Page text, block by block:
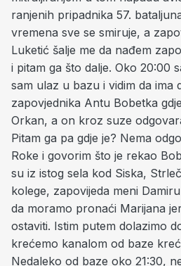
ranjenih pripadnika 57.
vremena sve se smiruje, a
Luketić šalje me da nađem
i pitam ga što dalje. Oko 20:00
sam ulaz u bazu i vidim da ima
zapovjednika Antu Bobetka
Orkan, a on kroz suze
Pitam ga pa gdje je? Nema
Roke i govorim što je rekao
su iz istog sela kod Siska,
kolege, zapovijeda meni
da moramo pronaći Marijana
ostaviti. Istim putem dolazimo
krećemo kanalom od baze
Nedaleko od baze oko 21:30,